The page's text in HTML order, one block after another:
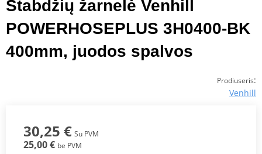
Stabdžių žarnelė Venhill
POWERHOSEPLUS 3H0400-BK
400mm, juodos spalvos
Prodiuseris:
Venhill
30,25 € Su PVM
25,00 € be PVM